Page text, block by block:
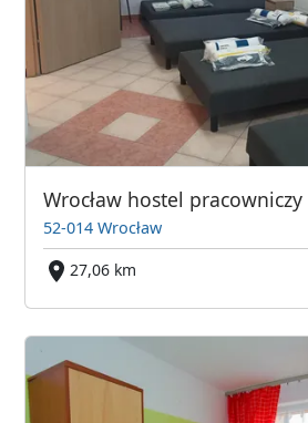
Wrocław hostel pracowniczy
52-014 Wrocław
27,06 km